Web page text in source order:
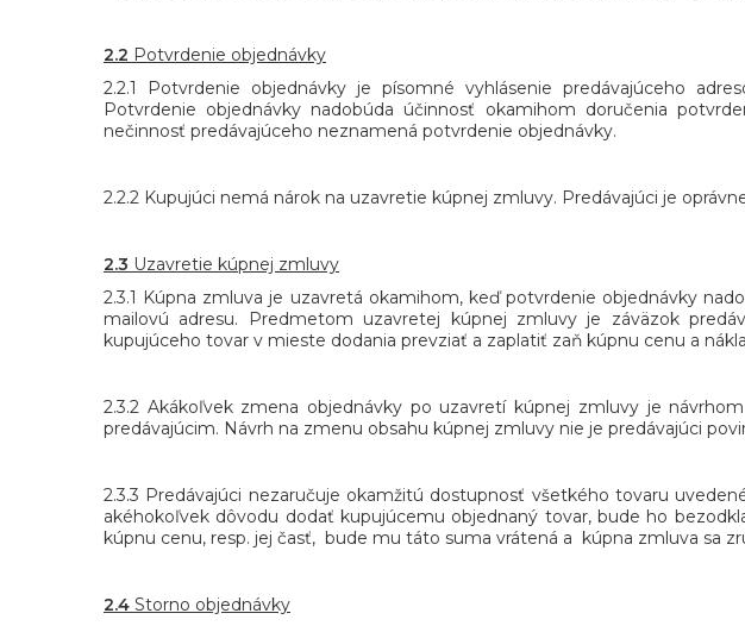
2.2 Potvrdenie objednávky
2.2.1 Potvrdenie objednávky je písomné vyhlásenie predávajúceho
Potvrdenie objednávky nadobúda účinnosť okamihom doručenia
nečinnosť predávajúceho neznamená potvrdenie objednávky.
2.2.2 Kupujúci nemá nárok na uzavretie kúpnej zmluvy. Predávajúci je
2.3 Uzavretie kúpnej zmluvy
2.3.1 Kúpna zmluva je uzavretá okamihom, keď potvrdenie objednávky
mailovú adresu. Predmetom uzavretej kúpnej zmluvy je záväzok
kupujúceho tovar v mieste dodania prevziať a zaplatiť zaň kúpnu cenu a
2.3.2 Akákoľvek zmena objednávky po uzavretí kúpnej zmluvy je
predávajúcim. Návrh na zmenu obsahu kúpnej zmluvy nie je predávajúci
2.3.3 Predávajúci nezaručuje okamžitú dostupnosť všetkého tovaru
akéhokoľvek dôvodu dodať kupujúcemu objednaný tovar, bude ho
kúpnu cenu, resp. jej časť, bude mu táto suma vrátená a kúpna zmluva sa
2.4 Storno objednávky